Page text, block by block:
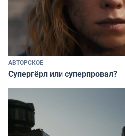
АВТОРСКОЕ
Супергёрл или суперпровал?